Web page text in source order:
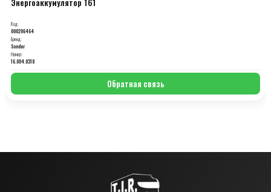
Код:
000206464
Бренд:
Sonder
Номер:
16.004.0318
Обратная связь